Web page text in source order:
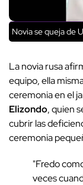
Novia se queja de
La novia rusa
equipo, ella
ceremonia en el
Elizondo, quien
cubrir las
ceremonia
"Fredo
veces